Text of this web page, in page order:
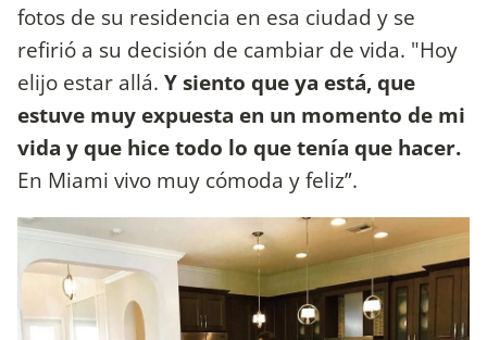
fotos de su residencia en esa ciudad y se
refirió a su decisión de cambiar de vida. "Hoy
elijo estar allá. Y siento que ya está, que
estuve muy expuesta en un momento de mi
vida y que hice todo lo que tenía que hacer.
En Miami vivo muy cómoda y feliz”.